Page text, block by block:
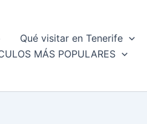
Qué visitar en Tenerife
MÁS POPULARES